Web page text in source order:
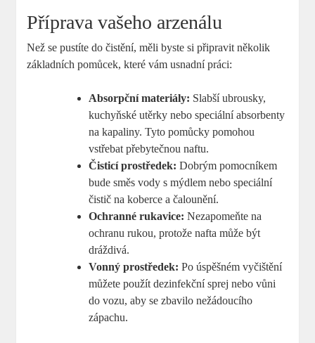
Příprava vašeho arzenálu
Než se pustíte do čistění, měli byste si připravit několik
základních pomůcek, které vám usnadní práci:
Absorpční materiály: Slabší ubrousky,
kuchyňské utěrky nebo speciální absorbenty
na kapaliny. Tyto pomůcky pomohou
vstřebat přebytečnou naftu.
Čisticí prostředek: Dobrým pomocníkem
bude směs vody s mýdlem nebo speciální
čistič na koberce a čalounění.
Ochranné rukavice: Nezapomeňte na
ochranu rukou, protože nafta může být
dráždivá.
Vonný prostředek: Po úspěšném vyčištění
můžete použít dezinfekční sprej nebo vůni
do vozu, aby se zbavilo nežádoucího
zápachu.